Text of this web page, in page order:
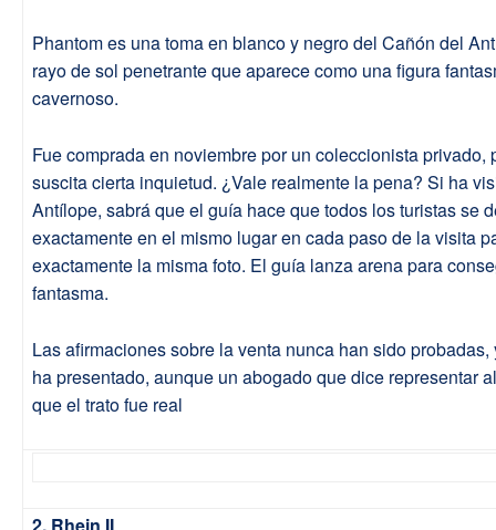
Phantom es una toma en blanco y negro del Cañón del
rayo de sol penetrante que aparece como una figura
cavernoso.
Fue comprada en noviembre por un coleccionista privado,
suscita cierta inquietud. ¿Vale realmente la pena? Si ha
Antílope, sabrá que el guía hace que todos los turistas se
exactamente en el mismo lugar en cada paso de la visita
exactamente la misma foto. El guía lanza arena para
fantasma.
Las afirmaciones sobre la venta nunca han sido
ha presentado, aunque un abogado que dice representar
que el trato fue real
2. Rhein II